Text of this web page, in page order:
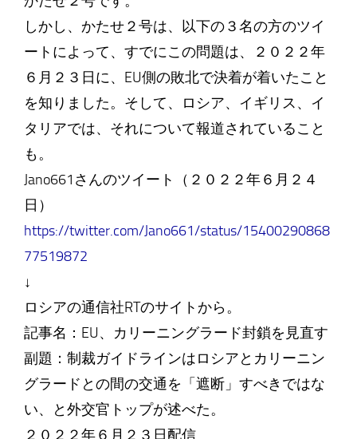
しかし、かたせ２号は、以下の３名の方のツイ
ートによって、すでにこの問題は、２０２２年
６月２３日に、EU側の敗北で決着が着いたこと
を知りました。そして、ロシア、イギリス、イ
タリアでは、それについて報道されていること
も。
Jano661さんのツイート（２０２２年６月２４
日）
https://twitter.com/Jano661/status/15400290868
77519872
↓
ロシアの通信社RTのサイトから。
記事名：EU、カリーニングラード封鎖を見直す
副題：制裁ガイドラインはロシアとカリーニン
グラードとの間の交通を「遮断」すべきではな
い、と外交官トップが述べた。
２０２２年６月２３日配信